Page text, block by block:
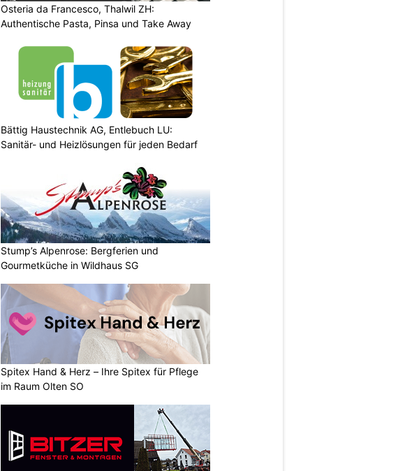
Osteria da Francesco, Thalwil ZH:
Authentische Pasta, Pinsa und Take Away
Bättig Haustechnik AG, Entlebuch LU:
Sanitär- und Heizlösungen für jeden Bedarf
Stump’s Alpenrose: Bergferien und
Gourmetküche in Wildhaus SG
Spitex Hand & Herz – Ihre Spitex für Pflege
im Raum Olten SO